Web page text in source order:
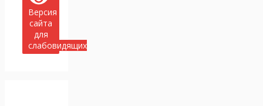
Версия
сайта
для
слабовидящих